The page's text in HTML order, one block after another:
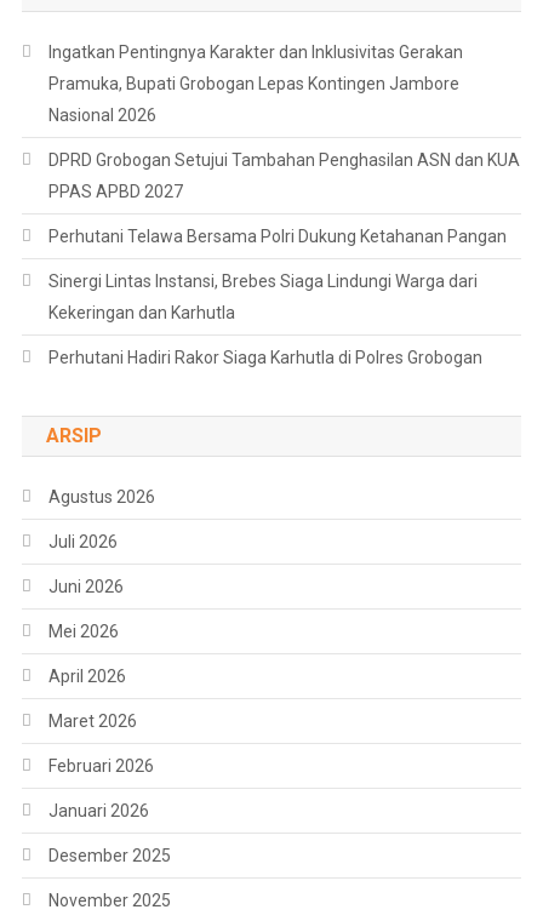
Ingatkan Pentingnya Karakter dan Inklusivitas Gerakan
Pramuka, Bupati Grobogan Lepas Kontingen Jambore
Nasional 2026
DPRD Grobogan Setujui Tambahan Penghasilan ASN dan KUA
PPAS APBD 2027
Perhutani Telawa Bersama Polri Dukung Ketahanan Pangan
Sinergi Lintas Instansi, Brebes Siaga Lindungi Warga dari
Kekeringan dan Karhutla
Perhutani Hadiri Rakor Siaga Karhutla di Polres Grobogan
ARSIP
Agustus 2026
Juli 2026
Juni 2026
Mei 2026
April 2026
Maret 2026
Februari 2026
Januari 2026
Desember 2025
November 2025